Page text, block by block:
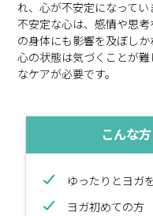
れ、心が不安定になってい
不安定な心は、感情や思
の身体にも影響を及ぼしか
心の状態は気づくことが
なケアが必要です。
こんな
ゆったりとヨガ
ヨガ初めての方